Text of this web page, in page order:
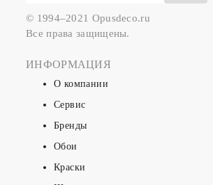
© 1994–2021 Opusdeco.ru
Все права защищены.
ИНФОРМАЦИЯ
О компании
Сервис
Бренды
Обои
Краски